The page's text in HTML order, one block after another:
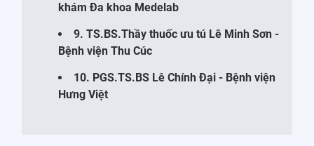
khám Đa khoa Medelab
9. TS.BS.Thầy thuốc ưu tú Lê Minh Sơn -
Bệnh viện Thu Cúc
10. PGS.TS.BS Lê Chính Đại - Bệnh viện
Hưng Việt